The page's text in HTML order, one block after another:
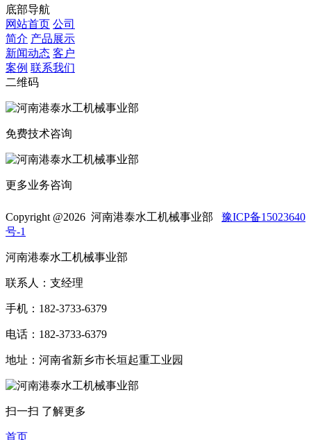
底部导航
网站首页 公司
简介 产品展示
新闻动态 客户
案例 联系我们
二维码
免费技术咨询
更多业务咨询
Copyright @2026 河南港泰水工机械事业部 豫ICP备15023640
号-1
河南港泰水工机械事业部
联系人：支经理
手机：182-3733-6379
电话：182-3733-6379
地址：河南省新乡市长垣起重工业园
扫一扫 了解更多
首页